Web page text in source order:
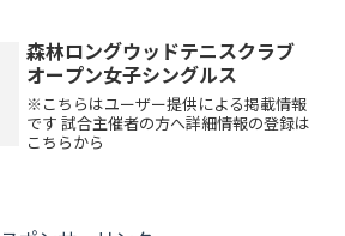
愛好家（女性も大歓迎）試合方法１セッ
トマッチのトーナメント ...
森林ロングウッドテニスクラブ
オープン女子シングルス
※こちらはユーザー提供による掲載情報
です 試合主催者の方へ詳細情報の登録は
こちらから